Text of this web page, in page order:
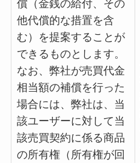
償（金銭の給付、その
他代償的な措置を含
む）を提案することが
できるものとします。
なお、弊社が売買代金
相当額の補償を行った
場合には、弊社は、当
該ユーザーに対して当
該売買契約に係る商品
の所有権（所有権が回